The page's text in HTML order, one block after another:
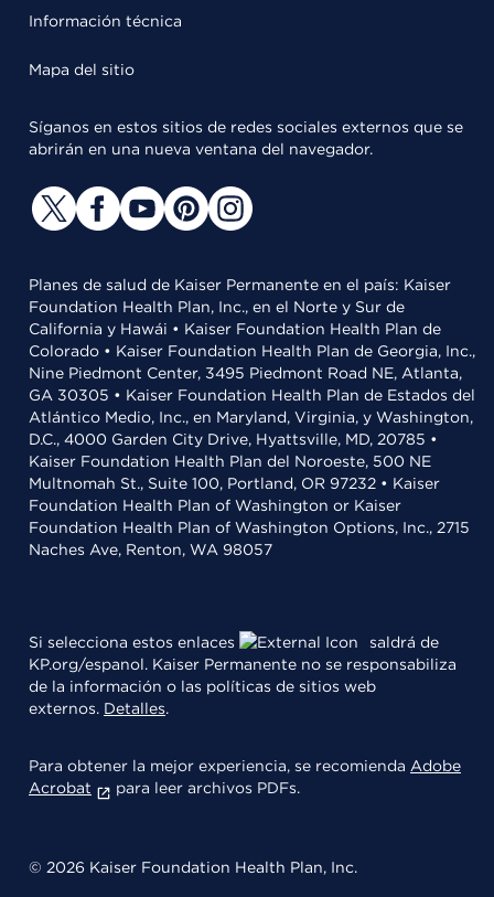
Información técnica
Mapa del sitio
Síganos en estos sitios de redes sociales externos que se
abrirán en una nueva ventana del navegador.
Planes de salud de Kaiser Permanente en el país: Kaiser
Foundation Health Plan, Inc., en el Norte y Sur de
California y Hawái • Kaiser Foundation Health Plan de
Colorado • Kaiser Foundation Health Plan de Georgia, Inc.,
Nine Piedmont Center, 3495 Piedmont Road NE, Atlanta,
GA 30305 • Kaiser Foundation Health Plan de Estados del
Atlántico Medio, Inc., en Maryland, Virginia, y Washington,
D.C., 4000 Garden City Drive, Hyattsville, MD, 20785 •
Kaiser Foundation Health Plan del Noroeste, 500 NE
Multnomah St., Suite 100, Portland, OR 97232 • Kaiser
Foundation Health Plan of Washington or Kaiser
Foundation Health Plan of Washington Options, Inc., 2715
Naches Ave, Renton, WA 98057
Si selecciona estos enlaces
saldrá de
KP.org/espanol. Kaiser Permanente no se responsabiliza
de la información o las políticas de sitios web
externos. Detalles.
Para obtener la mejor experiencia, se recomienda Adobe
Acrobat
para leer archivos PDFs.
© 2026 Kaiser Foundation Health Plan, Inc.